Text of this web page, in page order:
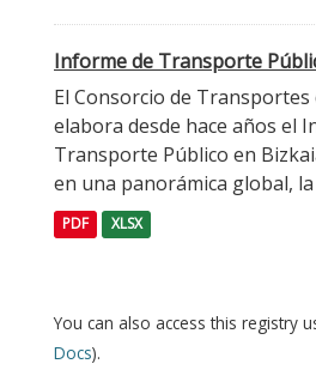
Informe de Transporte
El Consorcio de Transportes
elabora desde hace años el
Transporte Público en
en una panorámica global, la
PDF XLSX
You can also access this registry
Docs).